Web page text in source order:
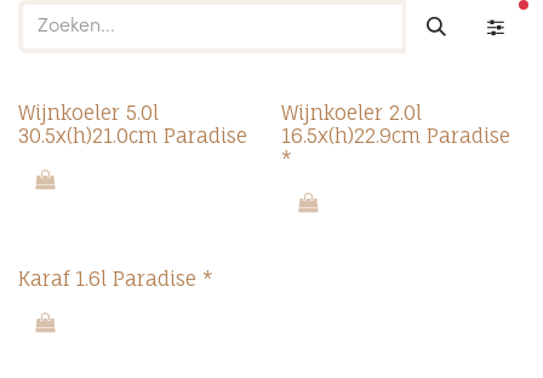
Wijnkoeler 5.0l
30.5x(h)21.0cm Paradise
Wijnkoeler 2.0l
16.5x(h)22.9cm Paradise
*
Karaf 1.6l Paradise *